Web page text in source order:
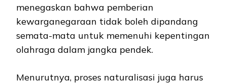
menegaskan bahwa pemberian
kewarganegaraan tidak boleh dipandang
semata-mata untuk memenuhi kepentingan
olahraga dalam jangka pendek.
Menurutnya, proses naturalisasi juga harus